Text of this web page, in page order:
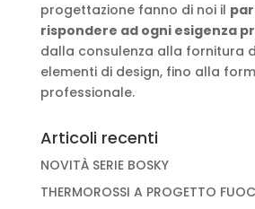
progettazione fanno di noi il
rispondere ad ogni esigenza
dalla consulenza alla fornitura
elementi di design, fino alla
professionale.
Articoli recenti
NOVITÀ SERIE BOSKY
THERMOROSSI A PROGETTO